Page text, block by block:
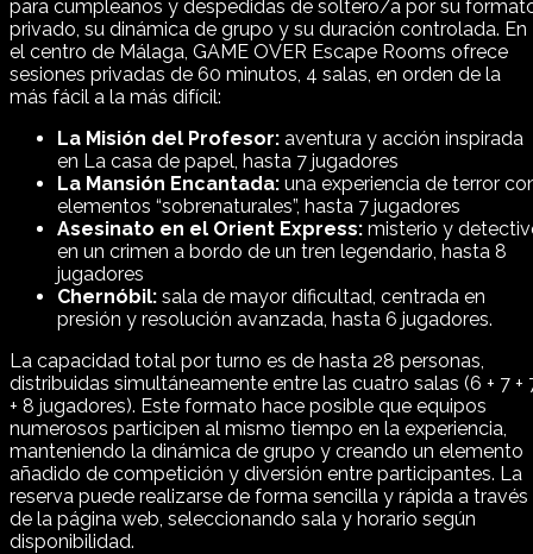
para cumpleaños y despedidas de soltero/a por su
privado, su dinámica de grupo y su duración controlada. En
el centro de Málaga, GAME OVER Escape Rooms ofrece
sesiones privadas de 60 minutos, 4 salas, en orden de la
más fácil a la más difícil:
La Misión del Profesor: aventura y acción inspirada
en La casa de papel, hasta 7 jugadores
La Mansión Encantada: una experiencia de terror
elementos “sobrenaturales”, hasta 7 jugadores
Asesinato en el Orient Express: misterio y
en un crimen a bordo de un tren legendario, hasta 8
jugadores
Chernóbil: sala de mayor dificultad, centrada en
presión y resolución avanzada, hasta 6 jugadores.
La capacidad total por turno es de hasta 28 personas,
distribuidas simultáneamente entre las cuatro salas (6 + 7 +
+ 8 jugadores). Este formato hace posible que equipos
numerosos participen al mismo tiempo en la experiencia,
manteniendo la dinámica de grupo y creando un elemento
añadido de competición y diversión entre participantes. La
reserva puede realizarse de forma sencilla y rápida a través
de la página web, seleccionando sala y horario según
disponibilidad.